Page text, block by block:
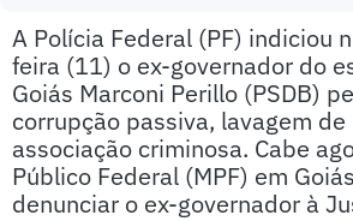
A Polícia Federal (PF) indiciou
feira (11) o ex-governador do
Goiás Marconi Perillo (PSDB)
corrupção passiva, lavagem
associação criminosa. Cabe
Público Federal (MPF) em
denunciar o ex-governador à